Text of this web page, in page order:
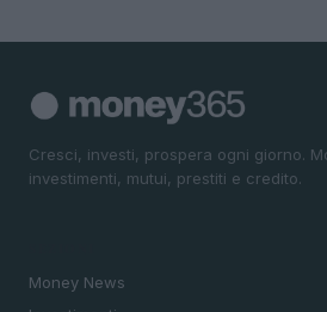
Cresci, investi, prospera ogni giorno.
investimenti, mutui, prestiti e credito.
Money News